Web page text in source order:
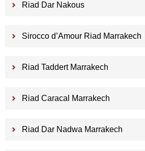
Riad Dar Nakous
Sirocco d’Amour Riad Marrakech
Riad Taddert Marrakech
Riad Caracal Marrakech
Riad Dar Nadwa Marrakech